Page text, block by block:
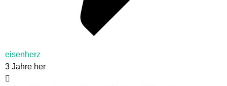
eisenherz
3 Jahre her